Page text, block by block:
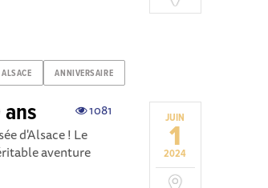
ALSACE ANNIVERSAIRE
JUIN
1
2024
1081
d'Alsace ! Le
aventure